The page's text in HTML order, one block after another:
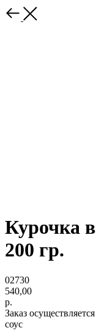
Курочка
200 гр.
02730
540,00
р.
Заказ
соус